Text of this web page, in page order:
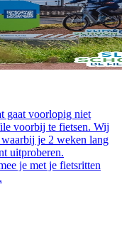
gaat voorlopig niet
voorbij te fietsen. Wij
je 2 weken lang
uitproberen.
je met je fietsritten